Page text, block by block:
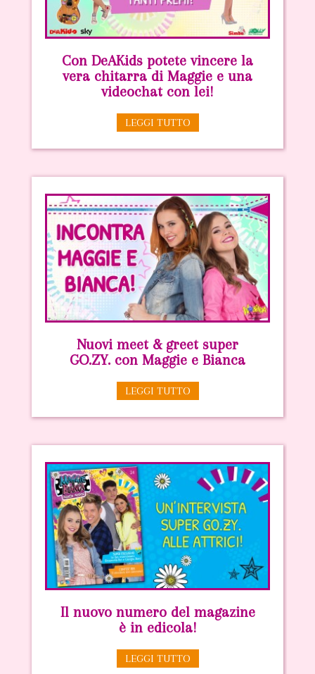
Con DeAKids potete vincere la
vera chitarra di Maggie e una
videochat con lei!
LEGGI TUTTO
Nuovi meet & greet super
GO.ZY. con Maggie e Bianca
LEGGI TUTTO
Il nuovo numero del magazine
è in edicola!
LEGGI TUTTO